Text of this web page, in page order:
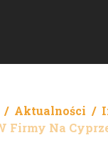
Aktualności
Firmy Na